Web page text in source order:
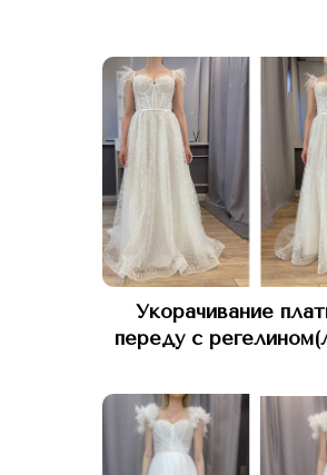
Укорачивание
переду с